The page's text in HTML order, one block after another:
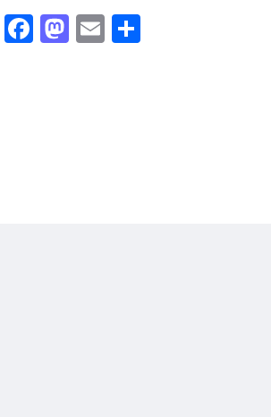
Facebook
Mastodon
Email